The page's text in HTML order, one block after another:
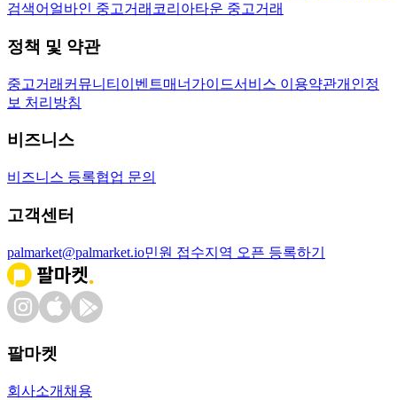
검색어 얼바인 중고거래 코리아타운 중고거래
정책 및 약관
중고거래 커뮤니티 이벤트매너가이드서비스 이용약관개인정
보 처리방침
비즈니스
비즈니스 등록협업 문의
고객센터
palmarket@palmarket.io민원 접수지역 오픈 등록하기
팔마켓
회사소개 채용